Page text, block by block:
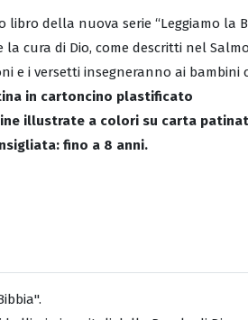
libro della nuova serie “Leggiamo la
la cura di Dio, come descritti nel
e i versetti insegneranno ai bambini
in cartoncino plastificato
illustrate a colori su carta
fino a 8 anni.